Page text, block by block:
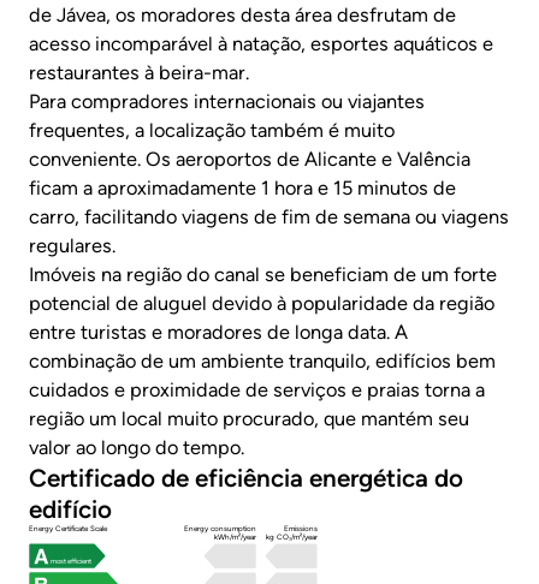
de Jávea, os moradores desta área desfrutam de
acesso incomparável à natação, esportes aquáticos e
restaurantes à beira-mar.
Para compradores internacionais ou viajantes
frequentes, a localização também é muito
conveniente. Os aeroportos de Alicante e Valência
ficam a aproximadamente 1 hora e 15 minutos de
carro, facilitando viagens de fim de semana ou viagens
regulares.
Imóveis na região do canal se beneficiam de um forte
potencial de aluguel devido à popularidade da região
entre turistas e moradores de longa data. A
combinação de um ambiente tranquilo, edifícios bem
cuidados e proximidade de serviços e praias torna a
região um local muito procurado, que mantém seu
valor ao longo do tempo.
Certificado de eficiência energética do
edifício
Energy Certificate Scale
Energy consumption
kWh/m²/year
Emissions
kg CO₂/m²/year
most efficient